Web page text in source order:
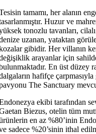
tamamı, her alanın
Huzur ve
tonozlu tavanları,
uzanan, yataktan
gibidir. Her villanın
arayanlar için
En üst düzey
hafifçe
The Sanctuary
ekibi tarafından
Biezus, otelin tüm
en az %80’inin
sadece %20’sinin ithal